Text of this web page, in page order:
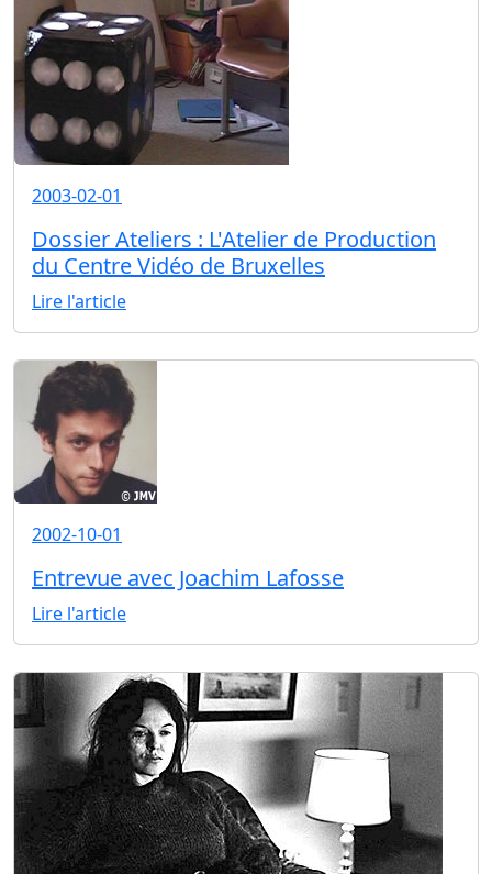
2003-02-01
Dossier Ateliers : L'Atelier de Production
du Centre Vidéo de Bruxelles
Lire l'article
2002-10-01
Entrevue avec Joachim Lafosse
Lire l'article